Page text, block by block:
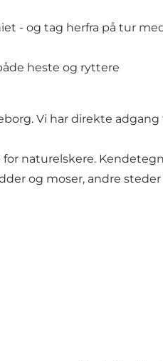
- og tag herfra på tur
heste og ryttere
Vi har direkte
naturelskere.
og moser, andre